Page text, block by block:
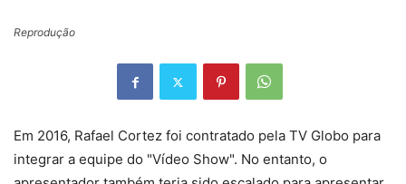
Reprodução
Em 2016, Rafael Cortez foi contratado pela TV Globo para
integrar a equipe do "Vídeo Show". No entanto, o